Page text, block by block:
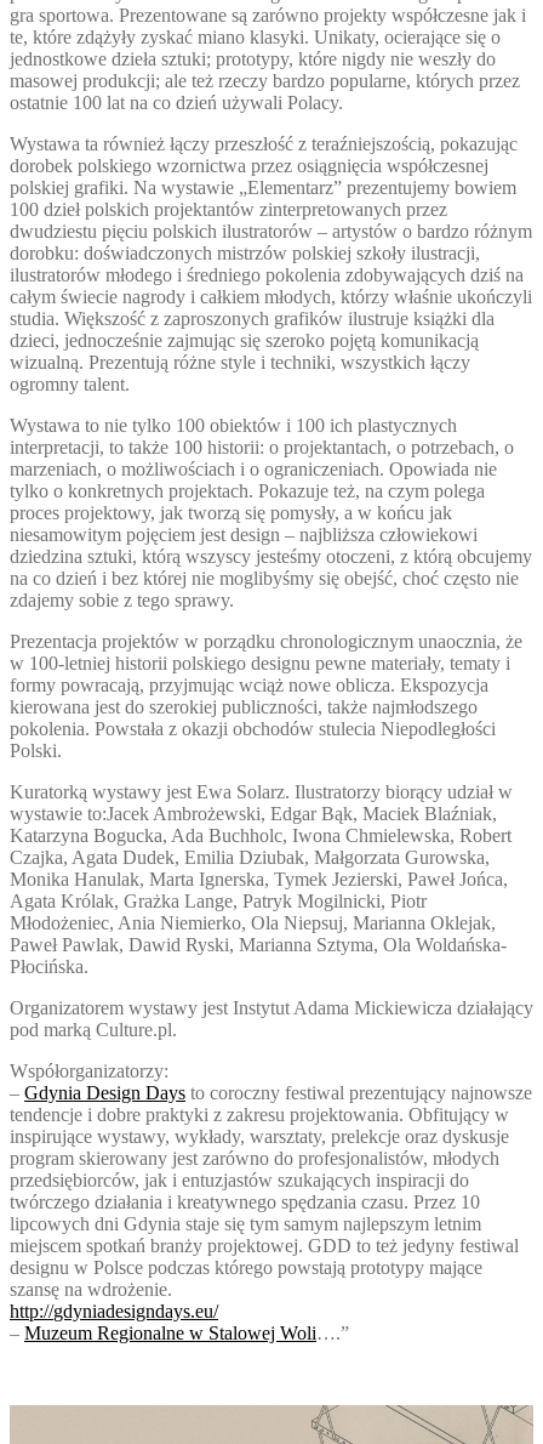
gra sportowa. Prezentowane są zarówno projekty współczesne jak i
te, które zdążyły zyskać miano klasyki. Unikaty, ocierające się o
jednostkowe dzieła sztuki; prototypy, które nigdy nie weszły do
masowej produkcji; ale też rzeczy bardzo popularne, których przez
ostatnie 100 lat na co dzień używali Polacy.
Wystawa ta również łączy przeszłość z teraźniejszością, pokazując
dorobek polskiego wzornictwa przez osiągnięcia współczesnej
polskiej grafiki. Na wystawie „Elementarz” prezentujemy bowiem
100 dzieł polskich projektantów zinterpretowanych przez
dwudziestu pięciu polskich ilustratorów – artystów o bardzo różnym
dorobku: doświadczonych mistrzów polskiej szkoły ilustracji,
ilustratorów młodego i średniego pokolenia zdobywających dziś na
całym świecie nagrody i całkiem młodych, którzy właśnie ukończyli
studia. Większość z zaproszonych grafików ilustruje książki dla
dzieci, jednocześnie zajmując się szeroko pojętą komunikacją
wizualną. Prezentują różne style i techniki, wszystkich łączy
ogromny talent.
Wystawa to nie tylko 100 obiektów i 100 ich plastycznych
interpretacji, to także 100 historii: o projektantach, o potrzebach, o
marzeniach, o możliwościach i o ograniczeniach. Opowiada nie
tylko o konkretnych projektach. Pokazuje też, na czym polega
proces projektowy, jak tworzą się pomysły, a w końcu jak
niesamowitym pojęciem jest design – najbliższa człowiekowi
dziedzina sztuki, którą wszyscy jesteśmy otoczeni, z którą obcujemy
na co dzień i bez której nie moglibyśmy się obejść, choć często nie
zdajemy sobie z tego sprawy.
Prezentacja projektów w porządku chronologicznym unaocznia, że
w 100-letniej historii polskiego designu pewne materiały, tematy i
formy powracają, przyjmując wciąż nowe oblicza. Ekspozycja
kierowana jest do szerokiej publiczności, także najmłodszego
pokolenia. Powstała z okazji obchodów stulecia Niepodległości
Polski.
Kuratorką wystawy jest Ewa Solarz. Ilustratorzy biorący udział w
wystawie to:Jacek Ambrożewski, Edgar Bąk, Maciek Blaźniak,
Katarzyna Bogucka, Ada Buchholc, Iwona Chmielewska, Robert
Czajka, Agata Dudek, Emilia Dziubak, Małgorzata Gurowska,
Monika Hanulak, Marta Ignerska, Tymek Jezierski, Paweł Jońca,
Agata Królak, Grażka Lange, Patryk Mogilnicki, Piotr
Młodożeniec, Ania Niemierko, Ola Niepsuj, Marianna Oklejak,
Paweł Pawlak, Dawid Ryski, Marianna Sztyma, Ola Woldańska-
Płocińska.
Organizatorem wystawy jest Instytut Adama Mickiewicza działający
pod marką Culture.pl.
Współorganizatorzy:
– Gdynia Design Days to coroczny festiwal prezentujący najnowsze
tendencje i dobre praktyki z zakresu projektowania. Obfitujący w
inspirujące wystawy, wykłady, warsztaty, prelekcje oraz dyskusje
program skierowany jest zarówno do profesjonalistów, młodych
przedsiębiorców, jak i entuzjastów szukających inspiracji do
twórczego działania i kreatywnego spędzania czasu. Przez 10
lipcowych dni Gdynia staje się tym samym najlepszym letnim
miejscem spotkań branży projektowej. GDD to też jedyny festiwal
designu w Polsce podczas którego powstają prototypy mające
szansę na wdrożenie.
http://gdyniadesigndays.eu/
– Muzeum Regionalne w Stalowej Woli….”